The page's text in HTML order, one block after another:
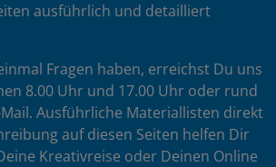
ausführlich und detailliert
Fragen haben, erreichst Du uns
8.00 Uhr und 17.00 Uhr oder rund
Ausführliche Materiallisten direkt
auf diesen Seiten helfen Dir
Kreativreise oder Deinen Online